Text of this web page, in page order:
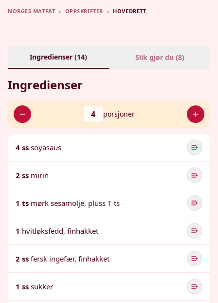
NORGES MATFAT › OPPSKRIFTER › HOVEDRETT
Ingredienser (14) Slik gjør du (8)
Ingredienser
4 porsjoner
4 ss soyasaus
2 ss mirin
1 ts mørk sesamolje, pluss 1 ts
1 hvitløksfedd, finhakket
2 ss fersk ingefær, finhakket
1 ss sukker